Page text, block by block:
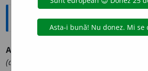
Explicative DEX
A DEFORM
(adevărul, realitatea)
A prezenta în